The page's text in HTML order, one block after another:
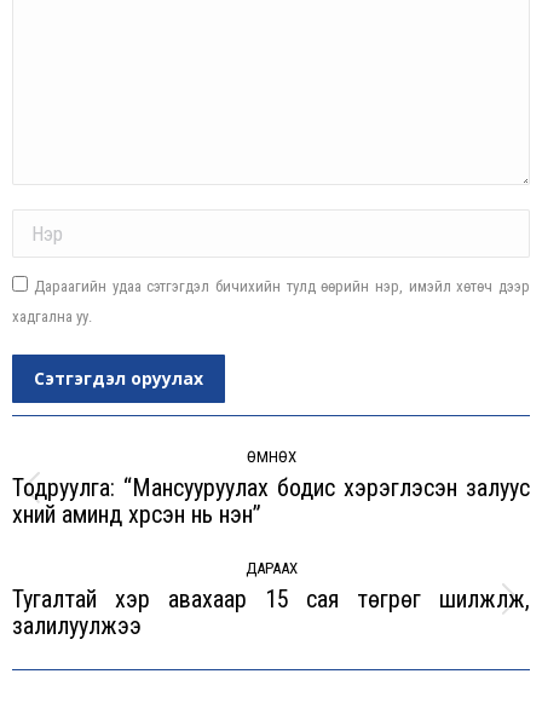
Дараагийн удаа сэтгэгдэл бичихийн тулд өөрийн нэр, имэйл хөтөч дээр
хадгална уу.
Сэтгэгдэл оруулах
ӨМНӨХ
Previous
Тодруулга: “Мансууруулах бодис хэрэглэсэн залуус
хүний аминд хүрсэн нь үнэн”
ДАРААХ
Next
Тугалтай үхэр авахаар 15 сая төгрөг шилжүүлж,
залилуулжээ